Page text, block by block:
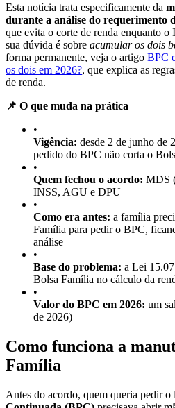
Esta notícia trata especificamente da
durante a análise do requerimento
que evita o corte de renda enquanto o
sua dúvida é sobre acumular os dois
forma permanente, veja o artigo BPC
os dois em 2026?, que explica as
de renda.
📌 O que muda na prática
•
Vigência: desde 2 de junho de
pedido do BPC não corta o
•
Quem fechou o acordo: MDS
INSS, AGU e DPU
•
Como era antes: a família
Família para pedir o BPC,
análise
•
Base do problema: a Lei
Bolsa Família no cálculo da
•
Valor do BPC em 2026: um
de 2026)
Como funciona a
Família
Antes do acordo, quem queria pedir o